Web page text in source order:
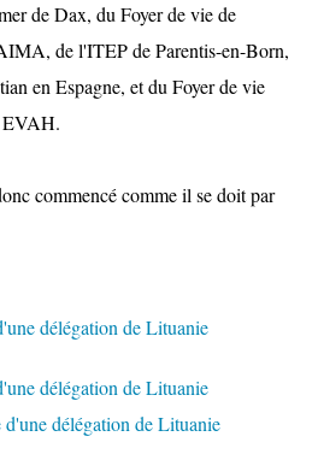
de Dax, du Foyer de vie de
de l'ITEP de Parentis-en-Born,
en Espagne, et du Foyer de vie
EVAH.
commencé comme il se doit par